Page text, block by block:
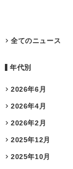
全てのニュース
年代別
2026年6月
2026年4月
2026年2月
2025年12月
2025年10月